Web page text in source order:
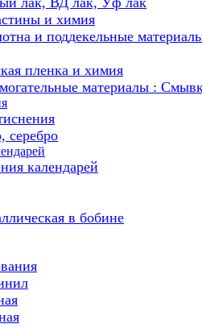
и химия
и поддекельные
пленка и химия
материалы :
серебро
календарей
в бобине